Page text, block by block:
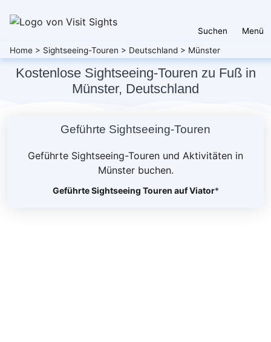
Suchen
Menü
Home > Sightseeing-Touren > Deutschland > Münster
Kostenlose Sightseeing-Touren zu Fuß in
Münster, Deutschland
Geführte Sightseeing-Touren
Geführte Sightseeing-Touren und Aktivitäten in
Münster buchen.
Geführte Sightseeing Touren auf Viator*